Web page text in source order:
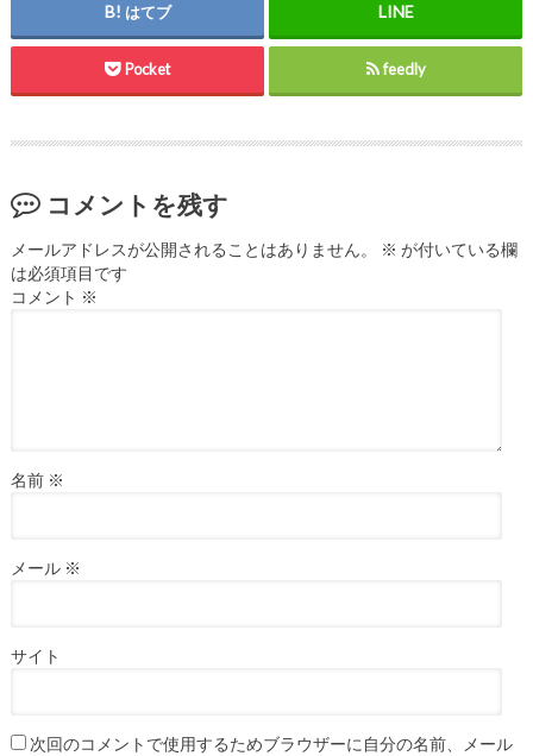
はてブ
Pocket feedly
コメントを残す
メールアドレスが公開されることはありません。 ※ が付いている欄
は必須項目です
コメント ※
名前 ※
メール ※
サイト
次回のコメントで使用するためブラウザーに自分の名前、メール